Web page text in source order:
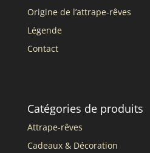
Origine de l’attrape-rêves
Légende
Contact
Catégories de produits
Attrape-rêves
Cadeaux & Décoration